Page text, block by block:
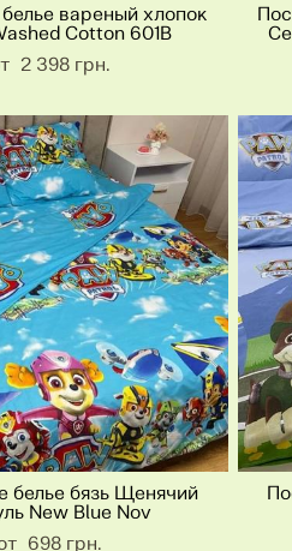
вареный хлопок
Cotton 601B
2 398 грн.
белье бязь Щенячий
New Blue Nov
698 грн.